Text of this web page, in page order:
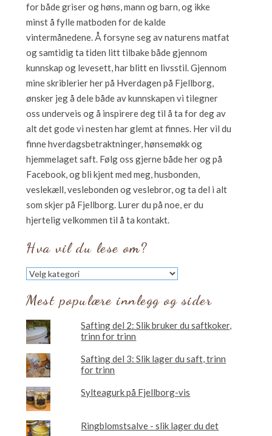
for både griser og høns, mann og barn, og ikke
minst å fylle matboden for de kalde
vintermånedene. Å forsyne seg av naturens matfat
og samtidig ta tiden litt tilbake både gjennom
kunnskap og levesett, har blitt en livsstil. Gjennom
mine skriblerier her på Hverdagen på Fjellborg,
ønsker jeg å dele både av kunnskapen vi tilegner
oss underveis og å inspirere deg til å ta for deg av
alt det gode vi nesten har glemt at finnes. Her vil du
finne hverdagsbetraktninger, hønsemøkk og
hjemmelaget saft. Følg oss gjerne både her og på
Facebook, og bli kjent med meg, husbonden,
veslekæll, veslebonden og veslebror, og ta del i alt
som skjer på Fjellborg. Lurer du på noe, er du
hjertelig velkommen til å ta kontakt.
Hva vil du lese om?
Hva
vil
du
lese
Mest populære innlegg og sider
Safting del 2: Slik bruker du saftkoker,
trinn for trinn
Safting del 3: Slik lager du saft, trinn
for trinn
Sylteagurk på Fjellborg-vis
Ringblomstsalve - slik lager du det